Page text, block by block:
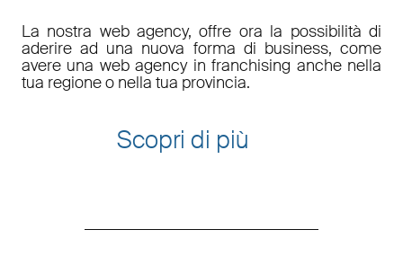
La nostra web agency, offre ora la possibilità di
aderire ad una nuova forma di business, come
avere una web agency in franchising anche nella
tua regione o nella tua provincia.
Scopri di più